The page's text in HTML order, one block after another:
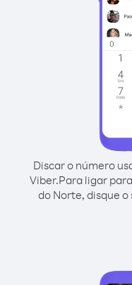
Discar o número
Viber.Para ligar
do Norte, disque o